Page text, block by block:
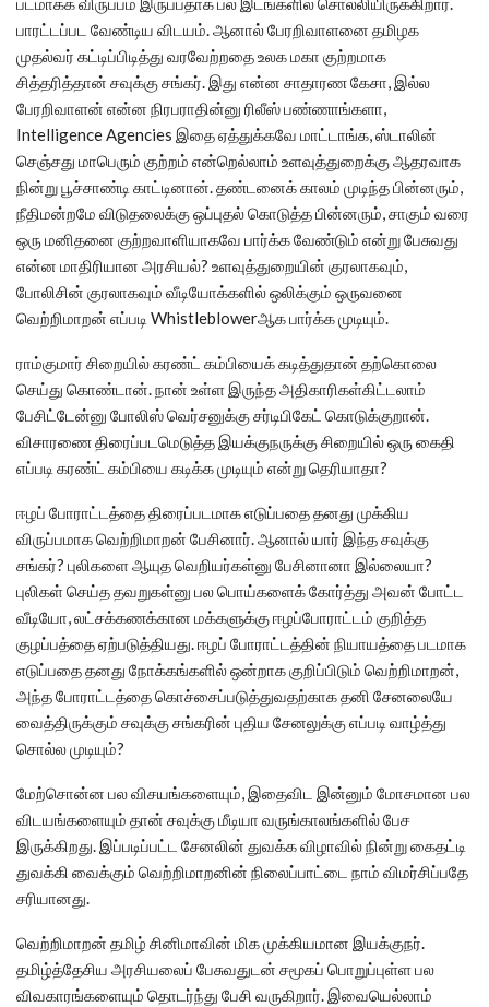
பாரட்டப்பட வேண்டிய விடயம். ஆனால் பேரறிவாளனை தமிழக
முதல்வர் கட்டிப்பிடித்து வரவேற்றதை உலக மகா குற்றமாக
சித்தரித்தான் சவுக்கு சங்கர். இது என்ன சாதாரண கேசா, இல்ல
பேரறிவாளன் என்ன நிரபராதின்னு ரிலீஸ் பண்ணாங்களா,
Intelligence Agencies இதை ஏத்துக்கவே மாட்டாங்க, ஸ்டாலின்
செஞ்சது மாபெரும் குற்றம் என்றெல்லாம் உளவுத்துறைக்கு ஆதரவாக
நின்று பூச்சாண்டி காட்டினான். தண்டனைக் காலம் முடிந்த பின்னரும்,
நீதிமன்றமே விடுதலைக்கு ஒப்புதல் கொடுத்த பின்னரும், சாகும் வரை
ஒரு மனிதனை குற்றவாளியாகவே பார்க்க வேண்டும் என்று பேசுவது
என்ன மாதிரியான அரசியல்? உளவுத்துறையின் குரலாகவும்,
போலிசின் குரலாகவும் வீடியோக்களில் ஒலிக்கும் ஒருவனை
வெற்றிமாறன் எப்படி Whistleblowerஆக பார்க்க முடியும்.
ராம்குமார் சிறையில் கரண்ட் கம்பியைக் கடித்துதான் தற்கொலை
செய்து கொண்டான். நான் உள்ள இருந்த அதிகாரிகள்கிட்டலாம்
பேசிட்டேன்னு போலிஸ் வெர்சனுக்கு சர்டிபிகேட் கொடுக்குறான்.
விசாரணை திரைப்படமெடுத்த இயக்குநருக்கு சிறையில் ஒரு கைதி
எப்படி கரண்ட் கம்பியை கடிக்க முடியும் என்று தெரியாதா?
ஈழப் போராட்டத்தை திரைப்படமாக எடுப்பதை தனது முக்கிய
விருப்பமாக வெற்றிமாறன் பேசினார். ஆனால் யார் இந்த சவுக்கு
சங்கர்? புலிகளை ஆயுத வெறியர்கள்னு பேசினானா இல்லையா?
புலிகள் செய்த தவறுகள்னு பல பொய்களைக் கோர்த்து அவன் போட்ட
வீடியோ, லட்சக்கணக்கான மக்களுக்கு ஈழப்போராட்டம் குறித்த
குழப்பத்தை ஏற்படுத்தியது. ஈழப் போராட்டத்தின் நியாயத்தை படமாக
எடுப்பதை தனது நோக்கங்களில் ஒன்றாக குறிப்பிடும் வெற்றிமாறன்,
அந்த போராட்டத்தை கொச்சைப்படுத்துவதற்காக தனி சேனலையே
வைத்திருக்கும் சவுக்கு சங்கரின் புதிய சேனலுக்கு எப்படி வாழ்த்து
சொல்ல முடியும்?
மேற்சொன்ன பல விசயங்களையும், இதைவிட இன்னும் மோசமான பல
விடயங்களையும் தான் சவுக்கு மீடியா வருங்காலங்களில் பேச
இருக்கிறது. இப்படிப்பட்ட சேனலின் துவக்க விழாவில் நின்று கைதட்டி
துவக்கி வைக்கும் வெற்றிமாறனின் நிலைப்பாட்டை நாம் விமர்சிப்பதே
சரியானது.
வெற்றிமாறன் தமிழ் சினிமாவின் மிக முக்கியமான இயக்குநர்.
தமிழ்த்தேசிய அரசியலைப் பேசுவதுடன் சமூகப் பொறுப்புள்ள பல
விவகாரங்களையும் தொடர்ந்து பேசி வருகிறார். இவையெல்லாம்